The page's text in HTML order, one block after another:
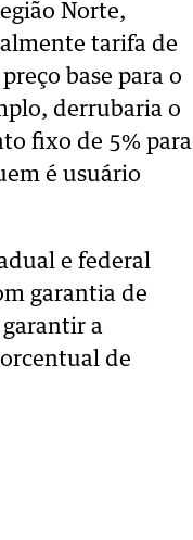
Norte,
tarifa de
base para o
derrubaria o
fixo de 5% para
é usuário
e federal
garantia de
a
de